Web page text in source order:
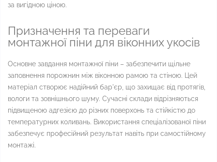
за вигідною ціною.
Призначення та переваги
монтажної піни для віконних укосів
Основне завдання монтажної піни – забезпечити щільне
заповнення порожнин між віконною рамою та стіною. Цей
матеріал створює надійний бар'єр, що захищає від протягів,
вологи та зовнішнього шуму. Сучасні склади відрізняються
підвищеною адгезією до різних поверхонь та стійкістю до
температурних коливань. Використання спеціалізованої піни
забезпечує професійний результат навіть при самостійному
монтажі.